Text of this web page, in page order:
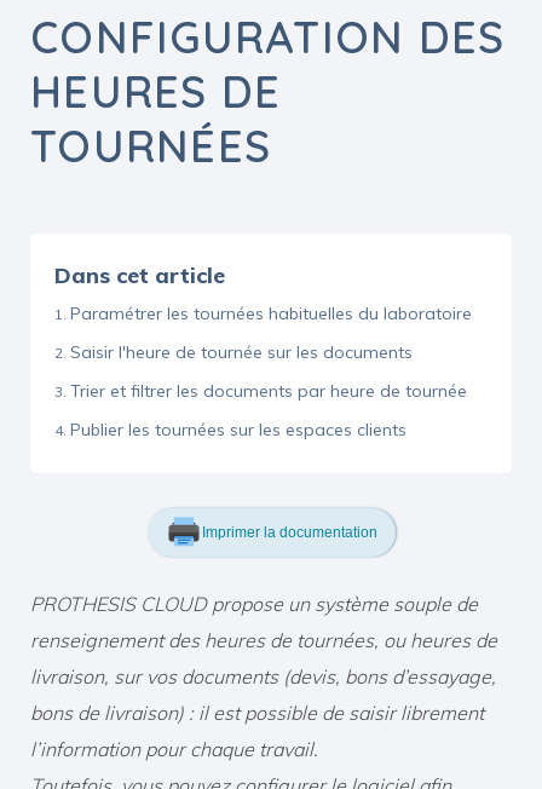
CONFIGURATION DES
HEURES DE
TOURNÉES
Dans cet article
Paramétrer les tournées habituelles du laboratoire
Saisir l'heure de tournée sur les documents
Trier et filtrer les documents par heure de tournée
Publier les tournées sur les espaces clients
Imprimer la documentation
PROTHESIS CLOUD propose un système souple de
renseignement des heures de tournées, ou heures de
livraison, sur vos documents (devis, bons d’essayage,
bons de livraison) : il est possible de saisir librement
l’information pour chaque travail.